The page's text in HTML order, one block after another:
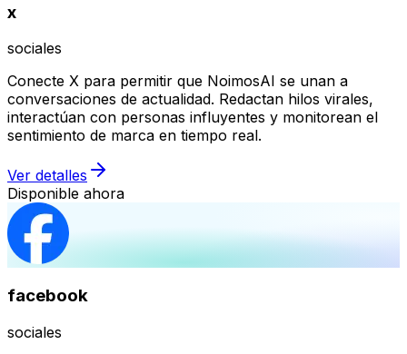
x
sociales
Conecte X para permitir que NoimosAI se unan a
conversaciones de actualidad. Redactan hilos virales,
interactúan con personas influyentes y monitorean el
sentimiento de marca en tiempo real.
Ver detalles
Disponible ahora
facebook
sociales